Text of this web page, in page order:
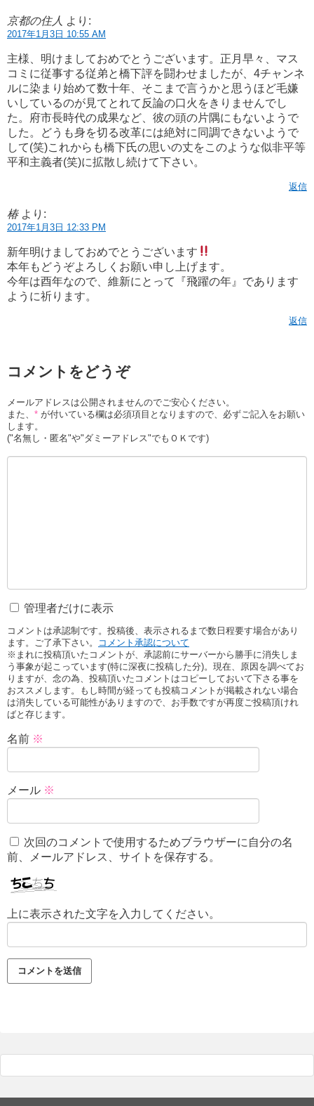
京都の住人 より:
2017年1月3日 10:55 AM
主様、明けましておめでとうございます。正月早々、マス
コミに従事する従弟と橋下評を闘わせましたが、4チャンネ
ルに染まり始めて数十年、そこまで言うかと思うほど毛嫌
いしているのが見てとれて反論の口火をきりませんでし
た。府市長時代の成果など、彼の頭の片隅にもないようで
した。どうも身を切る改革には絶対に同調できないようで
して(笑)これからも橋下氏の思いの丈をこのような似非平等
平和主義者(笑)に拡散し続けて下さい。
返信
椿 より:
2017年1月3日 12:33 PM
新年明けましておめでとうございます
本年もどうぞよろしくお願い申し上げます。
今年は酉年なので、維新にとって『飛躍の年』であります
ように祈ります。
返信
コメントをどうぞ
メールアドレスは公開されませんのでご安心ください。
また、 * が付いている欄は必須項目となりますので、必ずご記入をお願い
します。
("名無し・匿名"や"ダミーアドレス"でもＯＫです)
管理者だけに表示
コメントは承認制です。投稿後、表示されるまで数日程要す場合があり
ます。ご了承下さい。
コメント承認について
※まれに投稿頂いたコメントが、承認前にサーバーから勝手に消失しま
う事象が起こっています(特に深夜に投稿した分)。現在、原因を調べてお
りますが、念の為、投稿頂いたコメントはコピーしておいて下さる事を
おススメします。もし時間が経っても投稿コメントが掲載されない場合
は消失している可能性がありますので、お手数ですが再度ご投稿頂けれ
ばと存じます。
名前 ※
メール ※
次回のコメントで使用するためブラウザーに自分の名
前、メールアドレス、サイトを保存する。
上に表示された文字を入力してください。